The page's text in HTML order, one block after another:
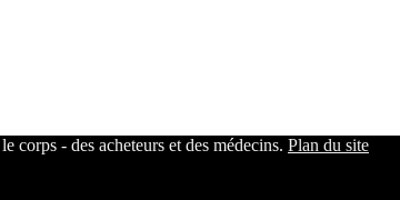
corps - des acheteurs et des médecins. Plan du site